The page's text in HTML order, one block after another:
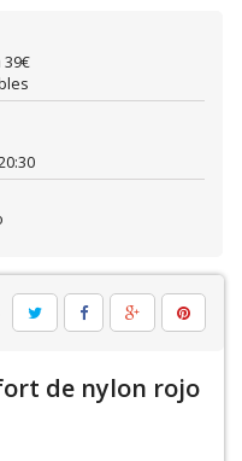
de nylon rojo